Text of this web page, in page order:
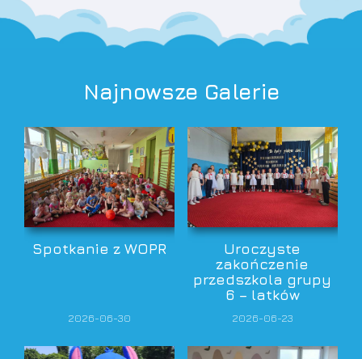
Najnowsze Galerie
Spotkanie z WOPR
2026-06-30
Uroczyste
zakończenie
przedszkola grupy
6 – latków
2026-06-23